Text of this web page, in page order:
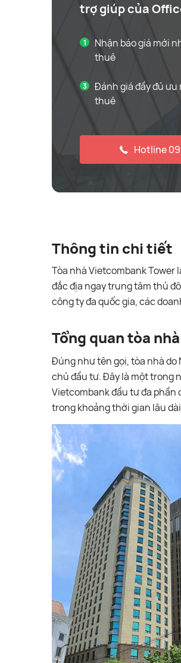
trợ giúp của
Nhận báo giá mới
thuê
Đánh giá đầy đủ
thuê
Hotline
Thông tin chi tiết
Tòa nhà Vietcombank Tower
đắc địa ngay trung tâm thủ
công ty đa quốc gia, các
Tổng quan tòa
Đúng như tên gọi, tòa nhà do
chủ đầu tư. Đây là một trong
Vietcombank đầu tư đa phần
trong khoảng thời gian lâu